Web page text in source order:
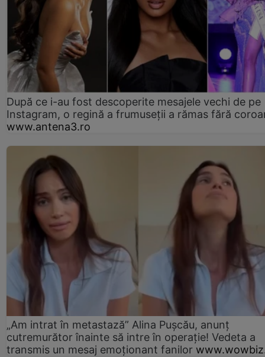
După ce i-au fost descoperite mesajele vechi de pe
Instagram, o regină a frumuseții a rămas fără
www.antena3.ro
„Am intrat în metastază” Alina Pușcău, anunț
cutremurător înainte să intre în operație! Vedeta a
transmis un mesaj emoționant fanilor